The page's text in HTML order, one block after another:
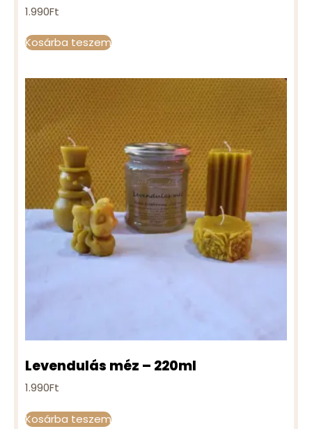
1.990Ft
Kosárba teszem
Levendulás méz – 220ml
1.990Ft
Kosárba teszem